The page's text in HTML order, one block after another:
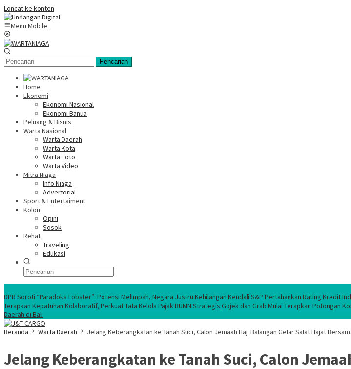
Loncat ke konten
Menu Mobile
Pencarian
Home
Ekonomi
Ekonomi Nasional
Ekonomi Banua
Peluang & Bisnis
Warta Nasional
Warta Daerah
Warta Kota
Warta Foto
Warta Video
Mitra Niaga
Info Niaga
Advertorial
Sport & Entertaiment
Kolom
Opini
Sosok
Rehat
Traveling
Edukasi
DPR Soroti “Paradoks Lobster”: Potensi Melimpah, Negara Justru Kehilangan Kendali S&P Pertahankan Rating Kredit
Terapkan Kepatuhan Kolaboratif, Perkuat Tata Kelola Pajak BUMN Strategis Gojek dan Grab Mulai Terapkan Potongan
Daerah di Bali
Beranda
Warta Daerah Jelang Keberangkatan ke Tanah Suci, Calon Jemaah Haji Balangan Gelar Salat Hajat
Jelang Keberangkatan ke Tanah Suci, Calon